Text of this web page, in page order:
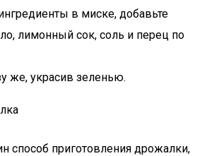
в миске, добавьте
лимонный сок, соль и перец по
же, украсив зеленью.
способ приготовления дрожалки,